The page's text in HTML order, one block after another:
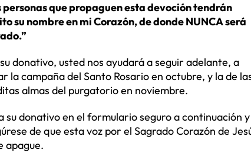
personas que propaguen esta devoción tendrán
su nombre en mi Corazón, de donde NUNCA será
donativo, usted nos ayudará a seguir adelante, a
la campaña del Santo Rosario en octubre, y la de
almas del purgatorio en noviembre.
su donativo en el formulario seguro a continuación y
de que esta voz por el Sagrado Corazón de
apague.